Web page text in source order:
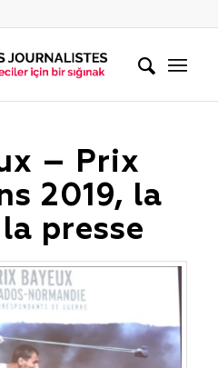
– Prix
2019, la
presse